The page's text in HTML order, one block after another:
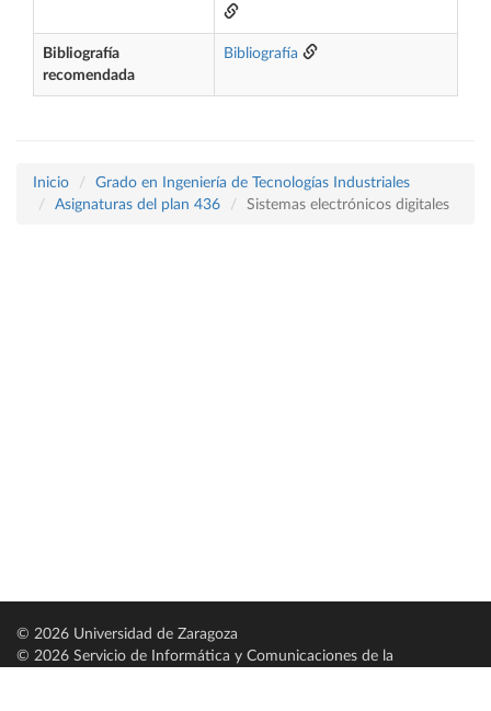
Bibliografía
recomendada
Bibliografía
Inicio
Grado en Ingeniería de Tecnologías Industriales
Asignaturas del plan 436
Sistemas electrónicos digitales
© 2026 Universidad de Zaragoza
© 2026 Servicio de Informática y Comunicaciones de la